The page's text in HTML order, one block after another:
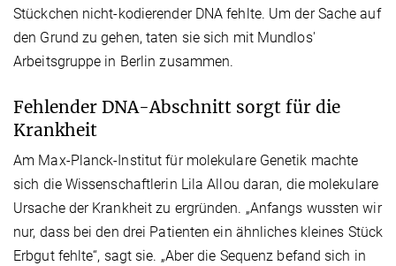
Stückchen nicht-kodierender DNA fehlte. Um der Sache auf
den Grund zu gehen, taten sie sich mit Mundlos'
Arbeitsgruppe in Berlin zusammen.
Fehlender DNA-Abschnitt sorgt für die
Krankheit
Am Max-Planck-Institut für molekulare Genetik machte
sich die Wissenschaftlerin Lila Allou daran, die molekulare
Ursache der Krankheit zu ergründen. „Anfangs wussten wir
nur, dass bei den drei Patienten ein ähnliches kleines Stück
Erbgut fehlte“, sagt sie. „Aber die Sequenz befand sich in